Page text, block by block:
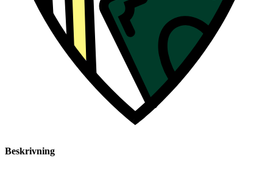
Beskrivning